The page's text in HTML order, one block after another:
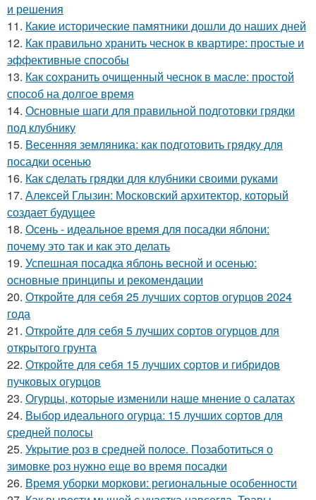
и решения
11. Какие исторические памятники дошли до наших дней
12. Как правильно хранить чеснок в квартире: простые и
эффективные способы
13. Как сохранить очищенный чеснок в масле: простой
способ на долгое время
14. Основные шаги для правильной подготовки грядки
под клубнику
15. Весенняя земляника: как подготовить грядку для
посадки осенью
16. Как сделать грядки для клубники своими руками
17. Алексей Глызин: Московский архитектор, который
создает будущее
18. Осень - идеальное время для посадки яблони:
почему это так и как это делать
19. Успешная посадка яблонь весной и осенью:
основные принципы и рекомендации
20. Откройте для себя 25 лучших сортов огурцов 2024
года
21. Откройте для себя 5 лучших сортов огурцов для
открытого грунта
22. Откройте для себя 15 лучших сортов и гибридов
пучковых огурцов
23. Огурцы, которые изменили наше мнение о салатах
24. Выбор идеального огурца: 15 лучших сортов для
средней полосы
25. Укрытие роз в средней полосе. Позаботиться о
зимовке роз нужно еще во время посадки
26. Время уборки моркови: региональные особенности